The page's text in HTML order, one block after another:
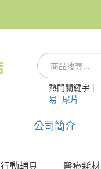
熱門關鍵字｜
易 尿片
公司簡介
行動輔具 醫療耗材